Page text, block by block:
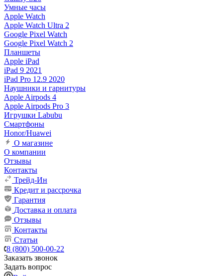
Умные часы
Apple Watch
Apple Watch Ultra 2
Google Pixel Watch
Google Pixel Watch 2
Планшеты
Apple iPad
iPad 9 2021
iPad Pro 12.9 2020
Наушники и гарнитуры
Apple Airpods 4
Apple Airpods Pro 3
Игрушки Labubu
Смартфоны
Honor/Huawei
О магазине
О компании
Отзывы
Контакты
Трейд-Ин
Кредит и рассрочка
Гарантия
Доставка и оплата
Отзывы
Контакты
Статьи
8 (800) 500-00-22
Заказать звонок
Задать вопрос